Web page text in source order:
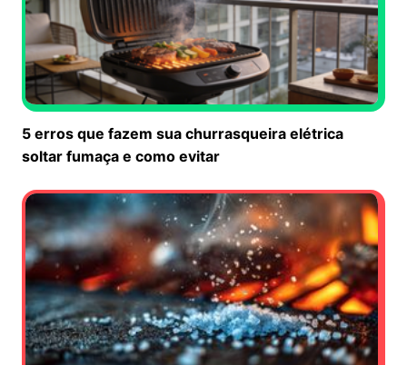
5 erros que fazem sua churrasqueira elétrica
soltar fumaça e como evitar